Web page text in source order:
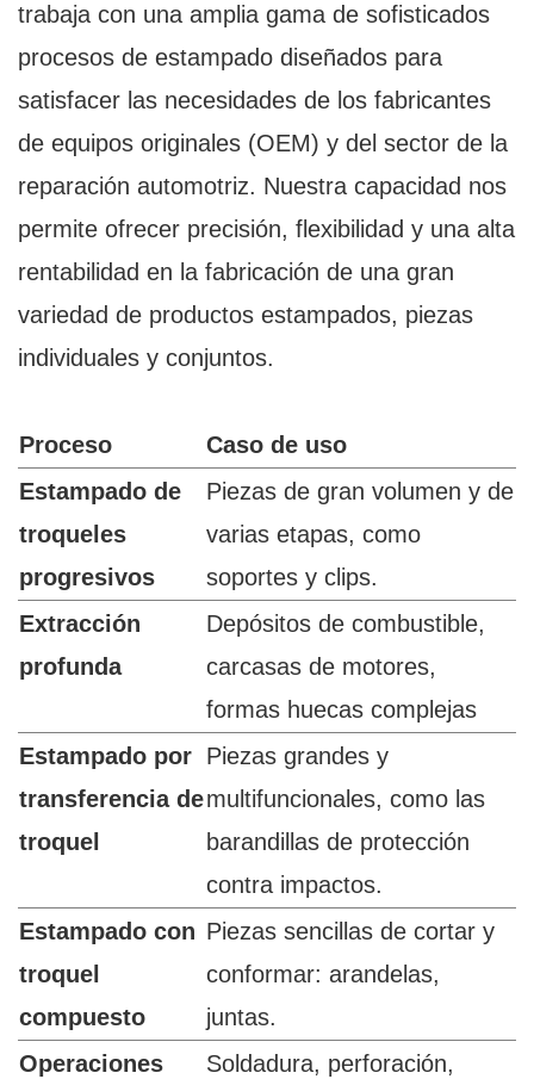
trabaja con una amplia gama de sofisticados
procesos de estampado diseñados para
satisfacer las necesidades de los fabricantes
de equipos originales (OEM) y del sector de la
reparación automotriz. Nuestra capacidad nos
permite ofrecer precisión, flexibilidad y una alta
rentabilidad en la fabricación de una gran
variedad de productos estampados, piezas
individuales y conjuntos.
Proceso
Caso de uso
Estampado de
troqueles
progresivos
Piezas de gran volumen y de
varias etapas, como
soportes y clips.
Extracción
profunda
Depósitos de combustible,
carcasas de motores,
formas huecas complejas
Estampado por
transferencia de
troquel
Piezas grandes y
multifuncionales, como las
barandillas de protección
contra impactos.
Estampado con
troquel
compuesto
Piezas sencillas de cortar y
conformar: arandelas,
juntas.
Operaciones
Soldadura, perforación,